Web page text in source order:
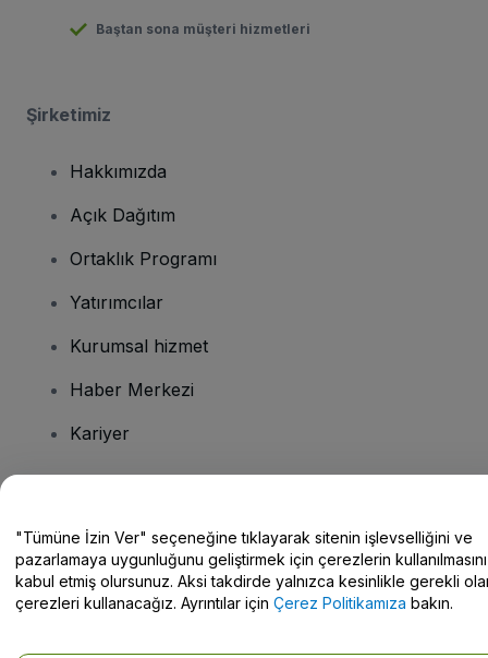
Baştan sona müşteri hizmetleri
Şirketimiz
Hakkımızda
Açık Dağıtım
Ortaklık Programı
Yatırımcılar
Kurumsal hizmet
Haber Merkezi
Kariyer
Yardım Merkezi / Bize Ulaşın
"Tümüne İzin Ver" seçeneğine tıklayarak sitenin işlevselliğini ve
pazarlamaya uygunluğunu geliştirmek için çerezlerin kullanılmasını
kabul etmiş olursunuz. Aksi takdirde yalnızca kesinlikle gerekli
çerezleri kullanacağız. Ayrıntılar için Çerez Politikamıza bakın.